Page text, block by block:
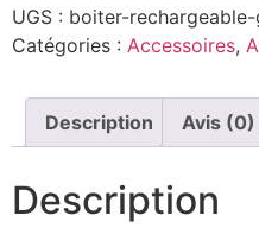
UGS : boiter-
Catégories : Accessoires,
Description Avis (0)
Description